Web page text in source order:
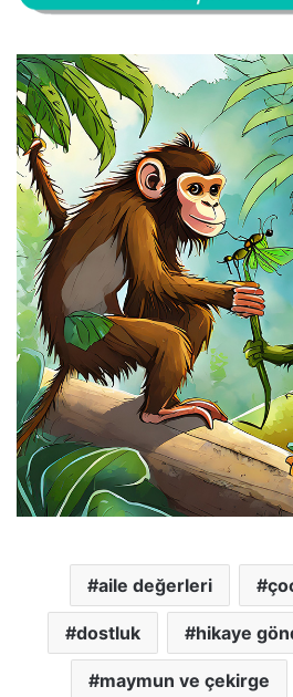
aile değerleri
dostluk hikaye
maymun ve çekirge